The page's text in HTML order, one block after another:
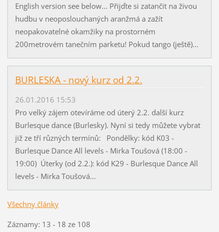
English version see below... Přijďte si zatančit na živou
hudbu v neoposlouchaných aranžmá a zažít
neopakovatelné okamžiky na prostorném
200metrovém tanečním parketu! Pokud tango (ještě)...
BURLESKA - nový kurz od 2.2.
26.01.2016 15:53
Pro velký zájem otevíráme od úterý 2.2. další kurz
Burlesque dance (Burlesky). Nyní si tedy můžete vybrat
již ze tří různých termínů: Pondělky: kód K03 -
Burlesque Dance All levels - Mirka Toušová (18:00 -
19:00) Úterky (od 2.2.): kód K29 - Burlesque Dance All
levels - Mirka Toušová...
Všechny články
Záznamy: 13 - 18 ze 108